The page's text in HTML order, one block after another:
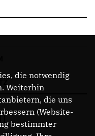
die notwendig
Weiterhin
die uns
(Website-
bestimmter